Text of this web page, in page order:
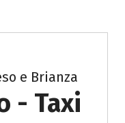
e Brianza
- Taxi